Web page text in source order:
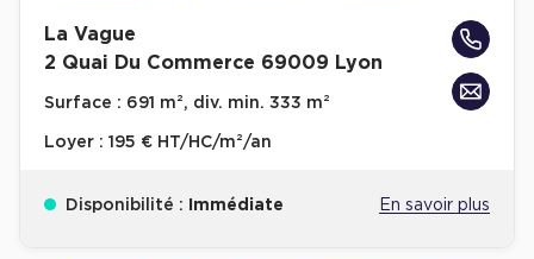
La Vague
2 Quai Du Commerce 69009 Lyon
Surface : 691 m², div. min. 333 m²
Loyer : 195 € HT/HC/m²/an
Disponibilité : Immédiate En savoir plus